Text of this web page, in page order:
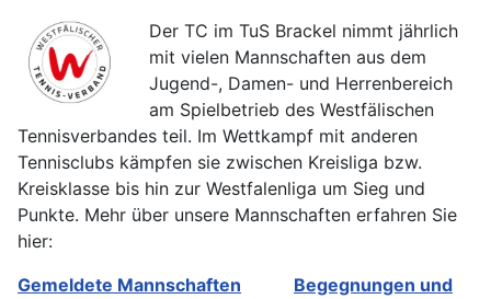
Der TC im TuS Brackel nimmt jährlich
mit vielen Mannschaften aus dem
Jugend-, Damen- und Herrenbereich
am Spielbetrieb des Westfälischen
Tennisverbandes teil. Im Wettkampf mit anderen
Tennisclubs kämpfen sie zwischen Kreisliga bzw.
Kreisklasse bis hin zur Westfalenliga um Sieg und
Punkte. Mehr über unsere Mannschaften erfahren Sie
hier:
Gemeldete Mannschaften
Begegnungen und